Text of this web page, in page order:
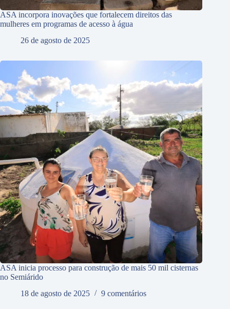
ASA incorpora inovações que fortalecem direitos das
mulheres em programas de acesso à água
26 de agosto de 2025
ASA inicia processo para construção de mais 50 mil cisternas
no Semiárido
18 de agosto de 2025
9 comentários